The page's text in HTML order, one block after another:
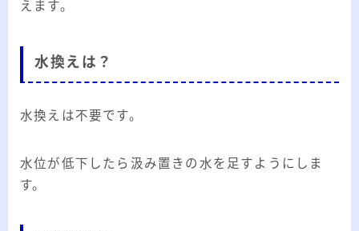
えます。
水換えは？
水換えは不要です。
水位が低下したら汲み置きの水を足すようにしま
す。